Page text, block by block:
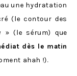
une hydratation
(le contour des
» (le sérum) que
dès le matin
ahah !).